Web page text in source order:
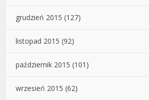
grudzień 2015 (127)
listopad 2015 (92)
październik 2015 (101)
wrzesień 2015 (62)